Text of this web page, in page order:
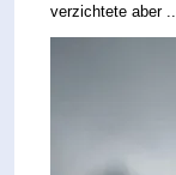
verzichtete aber ...